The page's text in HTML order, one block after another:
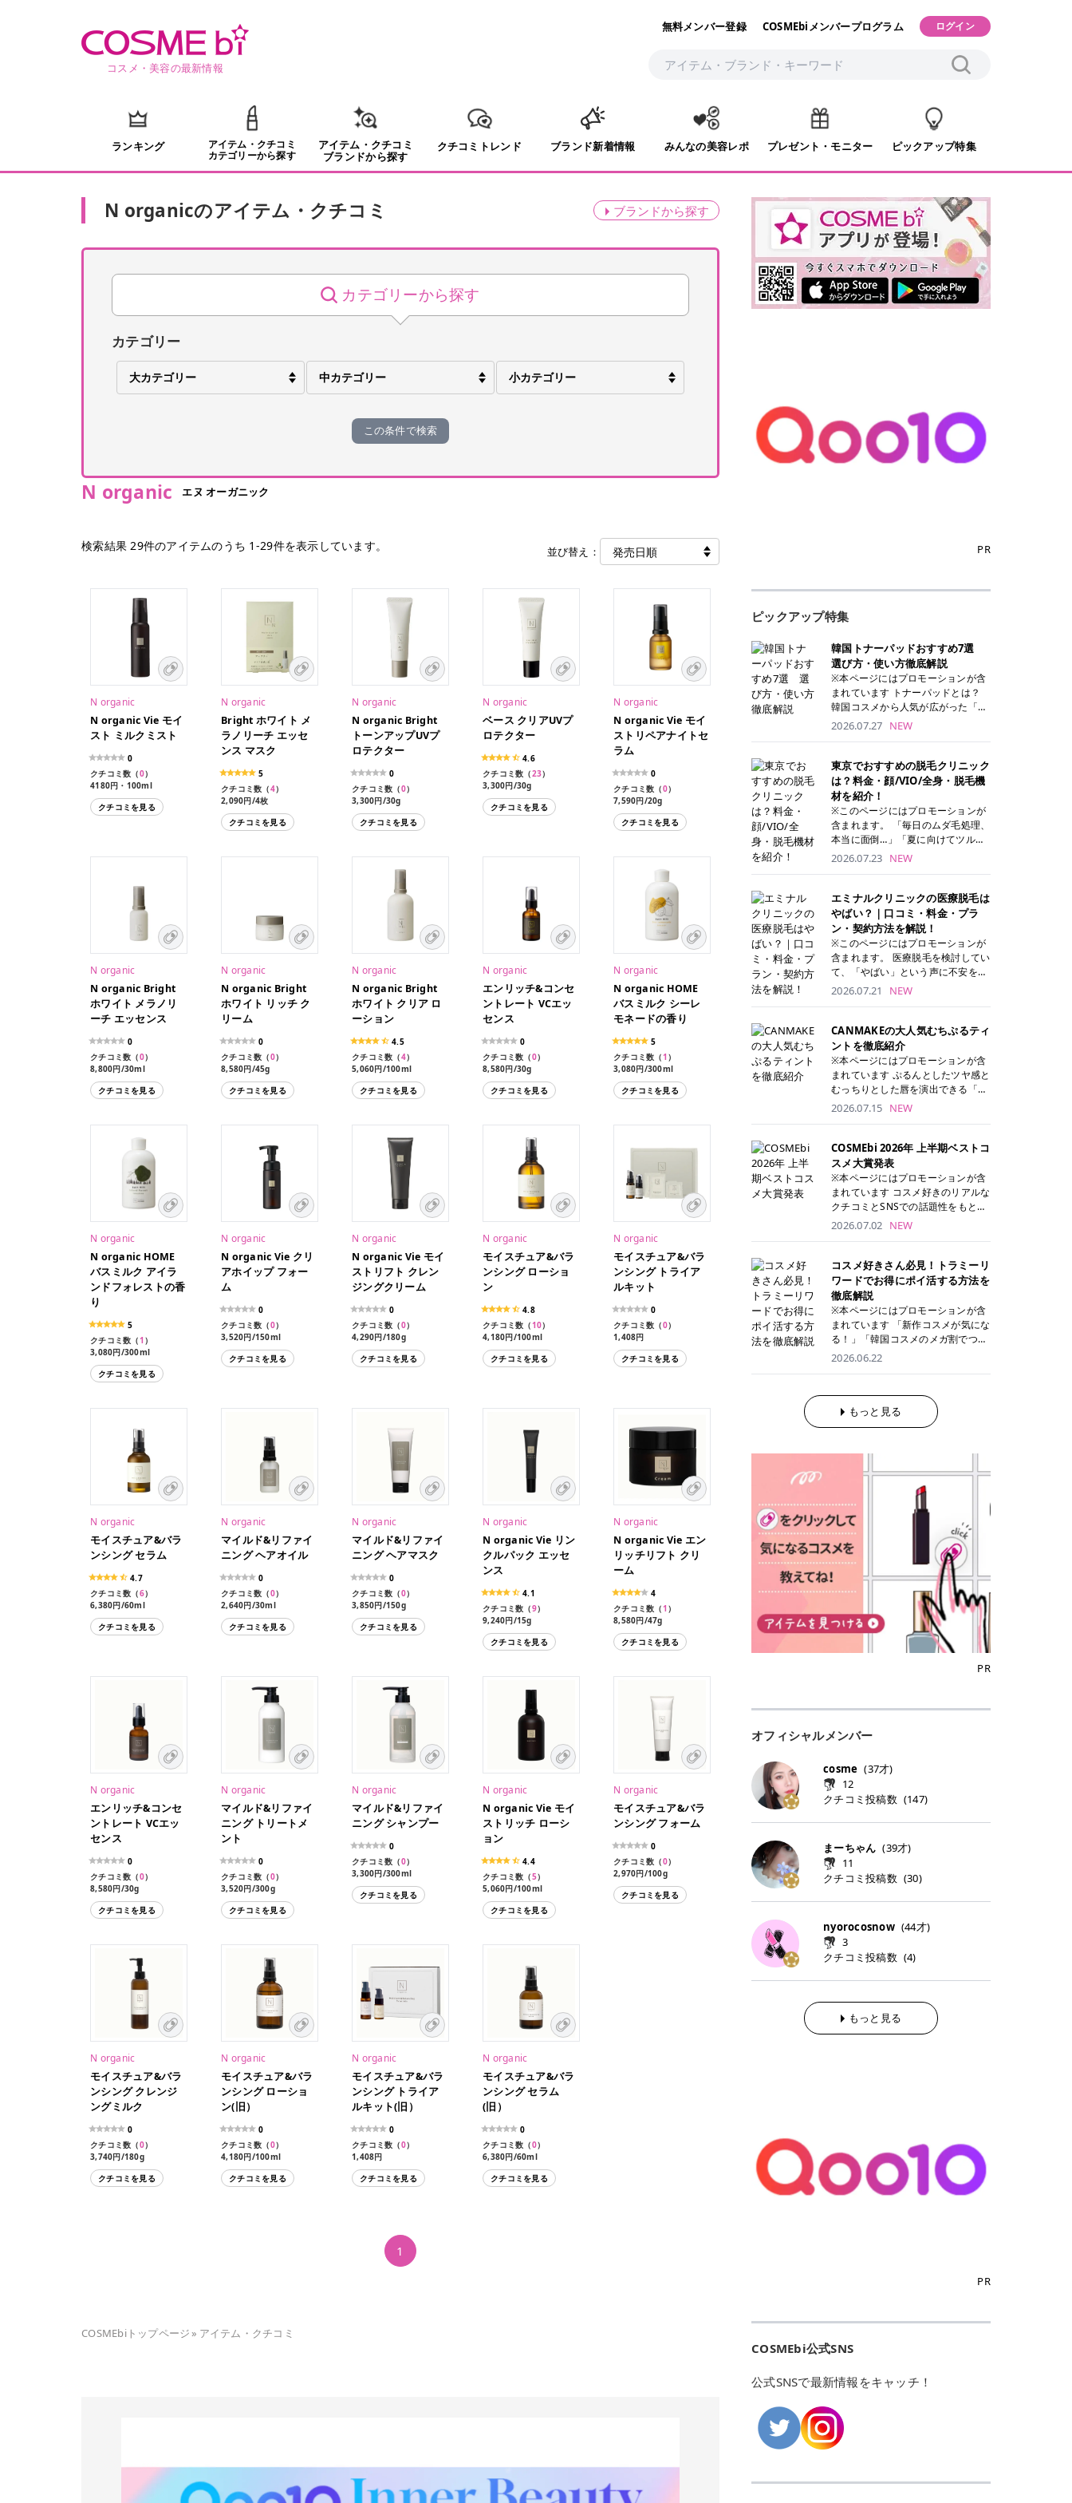
コスメ・美容の最新情報
無料メンバー登録 COSMEbiメンバープログラム ログイン
ランキング
アイテム・クチコミ
カテゴリーから探す
アイテム・クチコミ
ブランドから探す
クチコミトレンド ブランド新着情報 みんなの美容レポ プレゼント・モニター ピックアップ特集
N organicのアイテム・クチコミ ブランドから探す
カテゴリーから探す
カテゴリー
この条件で検索
N organic エヌ オーガニック
検索結果29件のアイテムのうち 1 -29件を表示しています。 並び替え：
N organic
N organic Vie モイ
スト ミルクミスト
0
クチコミ数（0）
4180円・100ml
クチコミを見る
N organic
Bright ホワイト メ
ラノリーチ エッセ
ンス マスク
5
クチコミ数（4）
2,090円/4枚
クチコミを見る
N organic
N organic Bright
トーンアップUVプ
ロテクター
0
クチコミ数（0）
3,300円/30g
クチコミを見る
N organic
ベース クリアUVプ
ロテクター
4.6
クチコミ数（23）
3,300円/30g
クチコミを見る
N organic
N organic Vie モイ
ストリペアナイトセ
ラム
0
クチコミ数（0）
7,590円/20g
クチコミを見る
N organic
N organic Bright
ホワイト メラノリ
ーチ エッセンス
0
クチコミ数（0）
8,800円/30ml
2,640円/10ml（ミニサイ
ズ）クチコミを見る
N organic
N organic Bright
ホワイト リッチ ク
リーム
0
クチコミ数（0）
8,580円/45g
クチコミを見る
N organic
N organic Bright
ホワイト クリア ロ
ーション
4.5
クチコミ数（4）
5,060円/100ml
クチコミを見る
N organic
エンリッチ&コンセ
ントレート VCエッ
センス
0
クチコミ数（0）
8,580円/30g
クチコミを見る
N organic
N organic HOME
バスミルク シーレ
モネードの香り
5
クチコミ数（1 ）
3,080円/300ml
クチコミを見る
N organic
N organic HOME
バスミルク アイラ
ンドフォレストの香
り
5
クチコミ数（1 ）
3,080円/300ml
クチコミを見る
N organic
N organic Vie クリ
アホイップ フォー
ム
0
クチコミ数（0）
3,520円/150ml
クチコミを見る
N organic
N organic Vie モイ
ストリフト クレン
ジングクリーム
0
クチコミ数（0）
4,290円/180g
クチコミを見る
N organic
モイスチュア&バラ
ンシング ローショ
ン
4.8
クチコミ数（10）
4,180円/100ml
クチコミを見る
N organic
モイスチュア&バラ
ンシング トライア
ルキット
0
クチコミ数（0）
1,408円
クチコミを見る
N organic
モイスチュア&バラ
ンシング セラム
4.7
クチコミ数（6）
6,380円/60ml
クチコミを見る
N organic
マイルド&リファイ
ニング ヘアオイル
0
クチコミ数（0）
2,640円/30ml
クチコミを見る
N organic
マイルド&リファイ
ニング ヘアマスク
0
クチコミ数（0）
3,850円/150g
クチコミを見る
N organic
N organic Vie リン
クルパック エッセ
ンス
4.1
クチコミ数（9）
9,240円/15g
クチコミを見る
N organic
N organic Vie エン
リッチリフト クリ
ーム
4
クチコミ数（1 ）
8,580円/47g
クチコミを見る
N organic
エンリッチ&コンセ
ントレート VCエッ
センス
0
クチコミ数（0）
8,580円/30g
クチコミを見る
N organic
マイルド&リファイ
ニング トリートメ
ント
0
クチコミ数（0）
3,520円/300g
クチコミを見る
N organic
マイルド&リファイ
ニング シャンプー
0
クチコミ数（0）
3,300円/300ml
クチコミを見る
N organic
N organic Vie モイ
ストリッチ ローシ
ョン
4.4
クチコミ数（5）
5,060円/100ml
クチコミを見る
N organic
モイスチュア&バラ
ンシング フォーム
0
クチコミ数（0）
2,970円/100g
クチコミを見る
N organic
モイスチュア&バラ
ンシング クレンジ
ングミルク
0
クチコミ数（0）
3,740円/180g
クチコミを見る
N organic
モイスチュア&バラ
ンシング ローショ
ン(旧）
0
クチコミ数（0）
4,180円/100ml
クチコミを見る
N organic
モイスチュア&バラ
ンシング トライア
ルキット(旧）
0
クチコミ数（0）
1,408円
クチコミを見る
N organic
モイスチュア&バラ
ンシング セラム
(旧）
0
クチコミ数（0）
6,380円/60ml
クチコミを見る
1
COSMEbiトップページ» アイテム・クチコミ
PR
ピックアップ特集
韓国トナーパッドおすすめ7選
選び方・使い方徹底解説
※本ページにはプロモーションが含
まれています トナーパッドとは？
韓国コスメから人気が広がった「ト
ナーパッド」は、化粧水や美容液を
トナーパッドは洗顔後に肌をやさし
く拭き取ることで、古い角質や余分
な皮脂汚れをオフしながら、うるお
いを与えられるのが特徴✨ さらに、
気になる部分には数分のせて部分用
パックとしても使用できるため、1
両方を叶えられます。 韓国コスメブ
ランドを中心に人気を集めていまし
たが、現在では日本でも定番のスキ
ンケアアイテムとして幅広い世代に
愛用されています。 トナーパッドの
特徴 トナーパッドと拭き取り化粧水
の違い 「トナーパッド」と「拭き取
り化粧水」はどちらも洗顔後に使用
するスキンケアアイテムですが、使
い方や特徴に違いがあります。 トナ
ーパッドは、化粧水があらかじめパ
ッドに含まれているため、コットン
を用意する手間がなく、忙しい朝で
もサッと使えるのが魅力です。 ま
た、保湿成分を豊富に配合した商品
が多く、拭き取り後にそのまま部分
用パックとして使えるトナーパッド
も増えています。 一方、拭き取り化
粧水は液体タイプのため、コットン
整しやすく、お気に入りの化粧水を
使いたい方やコストを抑えて続けた
い方にもおすすめです。 トナーパッ
ドのメリット トナーパッドは、角質
ケア・保湿ケア・部分用パックまで
1枚で行える便利なスキンケアアイ
テムです。 ここでは、トナーパッド
す。 古い角質や皮脂汚れをやさしく
オフ トナーパッドを使用すること
で、洗顔だけでは落としきれない古
い角質や余分な皮脂汚れをやさしく
拭き取り、なめらかな肌へ整えま
す。 保湿ケアまで1枚でできる 保湿
成分を配合したトナーパッドなら、
ケアにもぴったりです。 部分パック
としても使える 多くのトナーパッド
は、乾燥が気になる頬や額、小鼻な
アとしても活用できます。 トナーパ
ッドの選び方 トナーパッドは、配合
成分やパッドの素材によって特徴が
異なります。 自分の肌悩みや理想の
仕上がりに合わせて選ぶことで、毎
日のスキンケアに取り入れやすくな
ります。 肌悩みに合わせて選ぶ パ
ッドの素材で選ぶ トナーパッドの使
い方 洗顔後すぐの清潔な肌に使用し
ます。 STEP1 エンボス面（凹凸
面）で顔全体をやさしく拭き取りま
す。 特に小鼻・あご・額など皮脂や
古い角質が気になる部分は丁寧にな
じませましょう。 STEP2 パッドを
裏返し、フラット面で顔全体をやさ
しく押さえながら化粧水をなじませ
キンケアを行います。 乾燥が気にな
パックとして使用するのもおすすめ
こからは、保湿ケアや肌荒れケア、
毛穴ケアなど目的別におすすめのト
ナーパッドをご紹介します。 毎日使
ャルケアにぴったりなトナーパッド
まで厳選しました。 1. MEDICUBE
PDRNピンクコラーゲンゲルトナー
パッド 「うるおいとハリ感をサポー
トし、なめらかな肌へ導く高密着ゲ
ルパッド」 PDRNやコラーゲン成分
る肌をしっとり整えるゲルタイプの
トナーパッド。密着力が高く、スキ
ンケアの土台ケアとして取り入れや
見るQoo10での購入はこちら 2. BIO
DANCE コラーゲンゲルトナーパッ
ド 「うるおいを与えながら肌をやわ
らかく整える保湿ケアパッド」 ゲル
「ゆらぎやすい肌をすこやかに整え
るカーミングケアパッド」 ツボクサ
エキス（保湿成分）配合で、肌荒れ
や赤みが気になる肌をやさしく整え
テンを含むにんじん由来成分で、乾
るQoo10での購入はこちら 5. ANU
グパッド 「うるおいを与えながら肌
のキメを整えるバランスケアパッ
で、肌にうるおいを与えながらキメ
を整え、すこやかな肌状態へ導くデ
イリーケアアイテムです。 *1 チャ
MEDIHEAL PDRNリフティングパッ
2026.07.27 NEW
東京でおすすめの脱毛クリニック
は？料金・顔/VIO/全身・脱毛機
材を紹介！
※このページにはプロモーションが
含まれます。 「毎日のムダ毛処理、
本当に面倒…」「夏に向けてツルツ
ル肌になりたい！」 そう思って東京
べばいいの？と迷ってしまいますよ
ね。 この記事では、医療脱毛の基本
から、東京で特に通いやすいフレイ
アクリニック・レジーナクリニッ
ク・エミナルクリニック・リゼクリ
ニックの4院について、分かりやす
リニックを見つけて、面倒な自己処
理から卒業しちゃいましょう♪ クリ
ニック 全身＋VIO 全身＋VIO＋顔 特
徴 脱毛器 詳細 フレイアクリニック
52,800円(税込)/5回 94,600円(税
込)/5回 肌への負担に配慮しなが
ら、コストパフォーマンスも重視し
たい方に！ メディオスターモノリス
メディオスターNeXT PRO 公式サイ
ト> レジーナクリニック 52,800円
(税込)/5回 99,000円(税込)/5回 ジェ
ントルシリーズを選べるため、脱毛
機にこだわりたい方におすすめ！ ジ
ェントルマックスプロ ジェントルマ
ックスプロプラス ジェントルレーズ
プロ ソプラノチタニウム 公式サイ
ト> エミナルクリニック 49,500円
(税込)/6回 93,500円(税込)/6回 エミ
定！月々払いも安くて通いやすい ク
リスタルプロ 公式サイト> リゼクリ
ニック 109,800円(税込)/5回 144,80
0円(税込)/5回 毛質に合わせて脱毛
機を選択可能！有効期限も5年と長
くマイペースに通いやすい ラシャ
メディオスターNeXT PRO ジェント
ルYAGプロ 公式サイト> ｜そもそも
うの？ 脱毛を考えたときに、まず悩
むのが「医療脱毛とエステ脱毛、ど
っちがいいの？」ということではな
するまでの期間や必要な施術回数が
大きな違いとして挙げられます！ 医
療脱毛は、医療機関（クリニックや
皮膚科など）だけで扱える高出力の
レーザーを使って、発毛組織にアプ
ローチする施術といわれています。
そのため、少ない回数で永久脱毛
（※）を目指すことができます。
（※永久脱毛とは一生毛が1本も生
えてこないという意味ではなく、ア
メリカの基準に基づき「長期間にわ
たって毛量が明らかに減少している
状態が維持されること」を指しま
のがメリットですが、毛根を破壊す
ます。 なお、医療脱毛は保険がきか
ない自由診療なので、クリニックに
います。だからこそ、しっかり比較
して選ぶことが大切なのです。 医療
脱毛の「熱破壊式」と「蓄熱式」と
式」の2種類があり、それぞれ得意
な毛質が違います。 * 熱破壊式 高
出力のレーザーをバチッ！と当て
て、毛根の発毛組織に向けてレーザ
ーを照射します。ワキやVIOのよう
す！その分、輪ゴムで弾かれたよう
な強い痛みを感じやすい傾向があり
ます。 * 蓄熱式 低出力のレーザー
わじわ熱を伝える方式です。急激な
熱さを感じにくく、痛みや肌への負
担を抑えやすいのが嬉しいポイン
こからは、東京で人気のフレイアク
リニック・レジーナクリニック・エ
ミナルクリニック・リゼクリニック
の4院について、おすすめのポイン
ンケート 対象期間：2024/12/11～2
谷、銀座など7院があり、どこも駅
21時まで開いているので、お仕事や
です。 ♡クイックプラン 時間をか
けてしっかり脱毛。割引制度や保証
サービスは充実！ 全身＋VIO 52,80
0円(税込) 5回コース 所要時間が60
分で完了 全身＋VIO＋顔 94,600円
(税込) 5回コース 36箇所の脱毛が可
2026.07.23 NEW
エミナルクリニックの医療脱毛は
やばい？｜口コミ・料金・プラ
ン・契約方法を解説！
※このページにはプロモーションが
含まれます。 医療脱毛を検討してい
て、「やばい」という声に不安を抱
える方も多いのではないでしょう
体系をはじめ、学生や友人同士でお
得になる割引キャンペーン、無料カ
ウンセリングから施術までの具体的
なステップを分かりやすく解説しま
す。 これから手軽に全身医療脱毛を
後までチェックして、ご自身にぴっ
ください！ クリニック 全身＋VIO
全身＋VIO＋顔 特徴 脱毛器 詳細 フ
レイアクリニック 52,800円(税込)/5
回 94,600円(税込)/5回 肌への負担
に配慮しながら、コストパフォーマ
ンスも重視したい方に！ メディオス
ターモノリス メディオスターNeXT
PRO 公式サイト> レジーナクリニッ
ク 52,800円(税込)/5回 99,000円(税
込)/5回 ジェントルシリーズを選べ
るため、脱毛機にこだわりたい方に
おすすめ！ ジェントルマックスプロ
ジェントルマックスプロプラス ジェ
ントルレーズプロ ソプラノチタニウ
ム 公式サイト> エミナルクリニック
49,500円(税込)/6回 93,500円(税
込)/6回 エミナルクリニックの始め
通いやすい クリスタルプロ 公式サ
イト> リゼクリニック 109,800円(税
込)/5回 144,800円(税込)/5回 毛質に
すい ラシャ メディオスターNeXT P
RO ジェントルYAGプロ 公式サイト
> ※医療脱毛は自由診療です。治療
には赤み、痒み、火傷、毛嚢炎、一
時的な硬毛化などのリスクが伴いま
す。 目次▼ 1. エミナルクリニック
の魅力とは？選ばれる3つの特徴 ・
最短6か月からの脱毛プランが選べ
る！ ・全国60院以上＆21時まで営
業！ ・痛みに配慮した医療脱毛器の
導入と肌トラブル対応 2. エミナル
クリニックの口コミ・評判 3. エミ
ナルクリニックの全身脱毛料金プラ
・追加費用がかからないシステム ・
リニックのお得な割引・キャンペー
で割引 ・ペア限定プラン｜家族や友
人と一緒にスタートできる ・他社か
らの「のりかえ」や「お友だち紹
介」も！ 6. 予約から脱毛施術まで
のステップ ・無料カウンセリングの
ち物 ・医師の問診とプラン提案 ・
施術当日の流れと次回予約の取り方
7. 店舗一覧と美容医療メニュー ・
の店舗一覧 ・脱毛だけじゃない！美
容医療メニュー 8. まとめ ｜エミナ
ルクリニックの魅力とは？選ばれる
3つの特徴 ※1 開業2019年3月20日
～2026年6月30日時点(医療脱毛、
ハイフ、ダーマペン、美容点滴、医
りたいけど、痛いのはイヤだし、通
う時間もない…」医療脱毛にそんな
ハードルを感じていませんか？エミ
カリしたくありませんよね。エミナ
ルクリニックなら、最短1ヶ月ペー
スで通えるため、最短6ヶ月の全身
脱毛プランを選ぶことができます！
ルは強い味方。北海道から沖縄まで
こも駅チカの好立地なんです。しか
い毎日でも無理なく予定に組み込め
なります）。 そして嬉しいのが、施
術室がカーテン仕切りではなくドア
付きの完全個室になっていること！
女性専用のプライベート空間なの
して施術を受けられます。 痛みに配
2026.07.21 NEW
CANMAKEの大人気むちぷるティ
ントを徹底紹介
※本ページにはプロモーションが含
まれています ぷるんとしたツヤ感と
むっちりとした唇を演出できる「C
ANMAKE（キャンメイク）むちぷる
湿ケアも叶えられることから、SNS
でも話題の人気リップです。 「自分
にはどのカラーが似合う？」「イエ
ベ・ブルベ別のおすすめは？」と気
になっている方も多いのではないで
とともにご紹介！それぞれの色味や
なメイクに合うのかまで詳しく解説
します✨ ※メイクアップ効果による
CANMAKE むちぷるティントとは？
CANMAKE むちぷるティントは、テ
ィント・プランパー・保湿ケアを1
本で叶えるリップです。 するすると
塗れるなめらかなテクスチャーで、
縦ジワをカバーしながら、むっちり
としたツヤのある唇を演出します。
るため、乾燥しにくくデイリー使い
にもぴったり！ アイテム詳細を見る
ような血色感を演出するヌーディー
ピンク。 黄みと青みのバランスが良
く、自然になじむコーラル系カラー
です。 自然な血色感をプラスしてく
れるので、ナチュラルメイクとの相
性抜群。 可愛らしく、多幸感のある
印象に仕上がります。 ワインベリー
｜気品をまとうローズレッド 深みの
ある青みレッド。 大人っぽく華やか
な印象を与えるベリーカラーです。
ひと塗りで顔全体が華やかになり、
リップを主役にしたメイクが完成。
クールで上品な雰囲気を演出できま
ニュートラルな発色で、肌色を選び
落ち着いた印象に仕上がり、オン・
いめメイクにもカジュアルメイクに
もマッチします。 ラズベリーケーキ
｜甘く可愛いモーヴピンク 鮮やかな
青みを感じるラズベリーピンク。 フ
ェミニンな雰囲気を演出できる可愛
てながら、甘さのある印象に。 韓国
メイクやピンクメイクとも相性抜群
です。 フルーツオレ｜ピュア感あふ
くふんわり発色し、粘膜リップのよ
うな仕上がりになります。 柔らかく
可愛らしい印象になり、毎日使いた
くなるナチュラルカラー。 スクール
メイクやオフィスメイクにもおすす
ン｜上品なピンクベージュ 黄みを抑
えたクリーミーなピンクベージュ。
ほんのり青みを感じる絶妙なカラー
ント おすすめパーソナルカラー 02
モモ イエベ春・ブルベ夏 03 ワイン
ベリー ブルベ冬 05 フィグピューレ
ブルベ夏・イエベ春 06 ラズベリー
チュラルメイクなら「02 モモ」 自
トロベリーボンボン」 上品で落ち着
やすい万能カラーなら「05 フィグ
気カラーです。 韓国メイク・透明感
青みピンクが透明感を引き立てま
す。 イエベ春なら「07 フルーツオ
レ」 やわらかく可愛らしい印象に仕
ント処方のため、塗布後は色が定着
2026.07.15 NEW
COSMEbi 2026年 上半期ベストコ
スメ大賞発表
※本ページにはプロモーションが含
まれています コスメ好きのリアルな
クチコミとSNSでの話題性をもとに
選出された、COSMEbi 2026年上半
た名品たちを、カテゴリ別にご紹介
します。 本記事では、2025年11月
～2026年4月までの半年間におい
て、COSMEbi内でのクチコミとSN
Sでの話題性を元に選出されたコス
メやスキンケアなどの化粧品を「総
国コスメ」に分けて1位～3位までを
ランキング形式で発表！ 2026年上
半期 総合大賞 AMUSE（アミュー
ズ）「 ジェルフィットグロス」 👑
「ジェルフィットグロス」の特徴 唇
ーグロスが広がり、ふっくらボリュ
フティングしたような、新しいリッ
プティンググロス💄 実際に使用した
方のクチコミ > 5 > プルプル > 唇に
塗るPDRNグロス > > AMUSE ジェ
ルフィットグロス > > ぷっくりツヤ
ツヤだけどベタっとした感じはなく
て使いやすいですね。プランピング
効果で少しスーッとします。ここは
好き嫌いがあるかもしれませんが慣
チップは片面がツルツル、片面がモ
ケモケになってます。 > > 桜グロス
【日本限定色】：上品なピンクベー
も上品で使いやすい色ですね。すも
いるので華やかそうに見えるけど、
> > スキンケア成分が配合されてい
て保湿もしっかりしてくれます。最
近、乾燥していた唇がプルンと見え
アイテム詳細を見るQoo10でのご購
柳屋（ヤナギヤ）「柳屋 あんず
油」 👑「柳屋 あんず油」の特徴 1
00％植物由来の「柳屋 あんず油」
だけでなく、ボディケア・ネイルケ
アなど幅広く保湿ケア。 実際に使用
した方のクチコミ > 5 > 1本あると
> ──────────── > > 100%植
でいてパサついているので > オイル
は必需品です > > 少しとろみがある
> あんずのほのかに甘い香りがしま
すが > 強くないのでいつでも使える
印象です > > 1本持っていると髪だ
けではなくボディやネイルケアにも
ある目もとをかなえる、フォルム整
ばゆく発色し、光の効果で目もとが
使用した方のクチコミ > 5 > 鮮やか
る目もとを作れるアイシャドウ♡ >
パウダータイプなのに粉っぽさがな
くぴたっと密着♡発色が良くて煌め
体感を出せます✨ > > カラーの名前
2026.07.02 NEW
コスメ好きさん必見！トラミーリ
ワードでお得にポイ活する方法を
徹底解説
※本ページにはプロモーションが含
まれています 「新作コスメが気にな
る！」「韓国コスメのメガ割でつい
買いすぎてしまう……」 そんな美容
を少し工夫するだけでポイントを貯
められるため、コスメやスキンケア
にかかる費用を少しでも抑えたい方
も、＠cosmeも、いつものコスメ購
入を“ちょっとお得”に変えられるの
が、トラミーリワードです✨ 今回
は、トラミーリワードの特徴や活用
方法、美容好きさんにおすすめな理
由を詳しくご紹介します！ トラミー
リワードとは？ 「トラミーリワー
ド」は、東証グロース上場企業であ
る株式会社アイズが運営する、安
心・安全なポイントサイト機能で
す。 トラミーリワードは、トラミー
会員向けのポイントサービスです。
対象ショップやサービスを利用する
ことでポイントを獲得でき、貯まっ
たポイントはAmazonギフト券やド
ットマネーなどに交換できます。 普
イ活初心者でも始めやすいのが魅力
段よく使っているコスメ通販サイト
けでポイントが貯まるのが大きな魅
力です✨ 例えば、、、 ・メガ割の
タイミングで利用することが多いQ
＠cosme ・韓国コスメをチェック
する際によく見るOLIVE YOUNG GL
OBAL など、すでに使い慣れている
サイトが対象になっている場合も多
く、お買い物の内容や流れを変える
必要はありません。 「どうせ買う予
ドを経由するだけで、ポイントも一
緒に受け取れる、そんな手軽さがあ
ります✨ またトラミーリワードに
・1ポイント＝1円でわかりやすい
・選べるe-GIFT・Amazonギフト
券・ドットマネーなどに交換できる
・トラミー会員なら無料で利用でき
ビッグセール「メガ割」では、20%
OFFクーポンなどを使って、SNSで
バズっている美容液やパック、限定
の豪華キットをどこよりもお得にゲ
は、2,000万件を超える圧倒的なボ
能にあります。 自分の年齢や肌質
（乾燥肌・敏感肌など）、あるいは
に合わせてクチコミを絞り込めるた
め、自分に本当に合うコスメを失敗
せずに見つけられる美容の羅針盤と
スメアワード（ベスコス）」は、日
2026.06.22
もっと見る
PR
オフィシャルメンバー
cosme (37才)
12
クチコミ投稿数 (147)
まーちゃん (39才)
11
クチコミ投稿数 (30)
nyorocosnow (44才)
3
クチコミ投稿数 (4)
もっと見る
PR
COSMEbi公式SNS
公式SNSで最新情報をキャッチ！